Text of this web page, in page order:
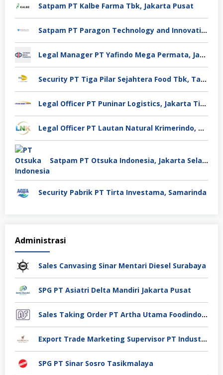
Satpam PT Kalbe Farma Tbk, Jakarta Pusat
Satpam PT Paragon Technology and Innovation Jakarta
Legal Manager PT Yafindo Mega Permata, Jakarta Barat
Security PT Tiga Pilar Sejahtera Food Tbk, Tangerang
Legal Officer PT Puninar Logistics, Jakarta Timur
Legal Officer PT Lautan Natural Krimerindo, Mojokerto
Satpam PT Otsuka Indonesia, Jakarta Selatan
Security Pabrik PT Tirta Investama, Samarinda
Administrasi
Sales Canvasing Sinar Mentari Diesel Surabaya
SPG PT Asiatri Delta Mandiri Jakarta Pusat
Sales Taking Order PT Artha Utama Foodindo Tangerang
Export Trade Marketing Supervisor PT Industri Jamu Dan Farmasi Sido Muncul Tbk, Jakarta
SPG PT Sinar Sosro Tasikmalaya